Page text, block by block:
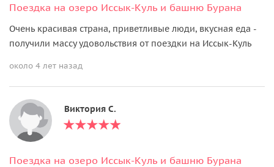
Поездка на озеро Иссык-Куль и башню Бурана
Очень красивая страна, приветливые люди, вкусная еда -
получили массу удовольствия от поездки на Иссык-Куль
около 4 лет назад
Виктория С.
Поездка на озеро Иссык-Куль и башню Бурана